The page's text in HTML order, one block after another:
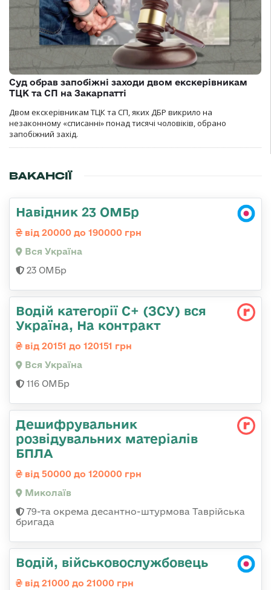
Суд обрав запобіжні заходи двом екскерівникам
ТЦК та СП на Закарпатті
Двом екскерівникам ТЦК та СП, яких ДБР викрило на
незаконному «списанні» понад тисячі чоловіків, обрано
запобіжний захід.
ВАКАНСІЇ
Навідник 23 ОМБр
від 20000 до 190000 грн
Вся Україна
23 ОМБр
Водій категорії С+ (ЗСУ) вся
Україна, На контракт
від 20151 до 120151 грн
Вся Україна
116 ОМБр
Дешифрувальник
розвідувальних матеріалів
БПЛА
від 50000 до 120000 грн
Миколаїв
79-та окрема десантно-штурмова Таврійська
бригада
Водій, військовослужбовець
від 21000 до 21000 грн